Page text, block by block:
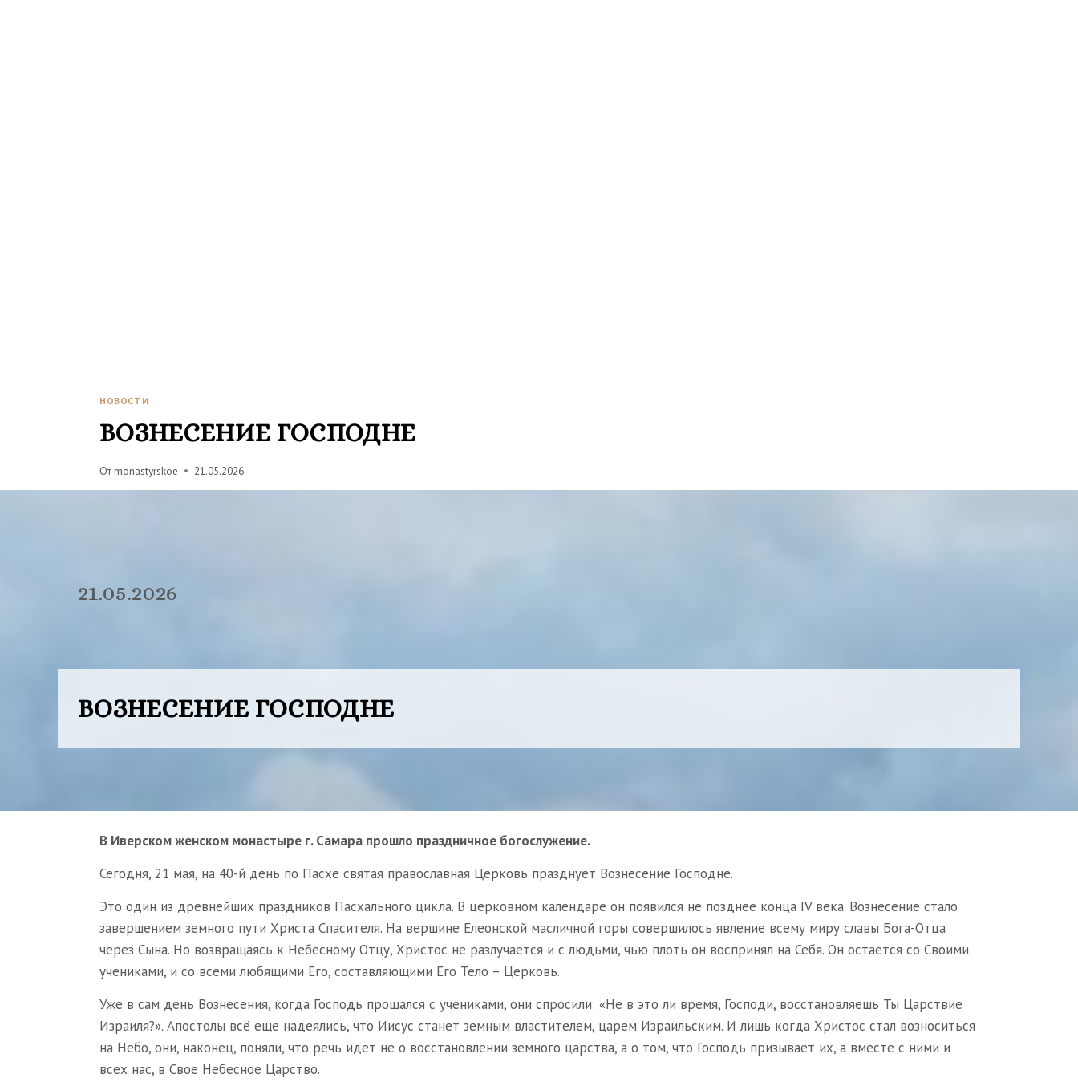
НОВОСТИ
ВОЗНЕСЕНИЕ ГОСПОДНЕ
Отmonastyrskoe 21.05.2026
21.05.2026
ВОЗНЕСЕНИЕ ГОСПОДНЕ
В Иверском женском монастыре г. Самара прошло праздничное богослужение.
Сегодня, 21 мая, на 40-й день по Пасхе святая православная Церковь празднует Вознесение Господне.
Это один из древнейших праздников Пасхального цикла. В церковном календаре он появился не позднее конца IV века. Вознесение стало
завершением земного пути Христа Спасителя. На вершине Елеонской масличной горы совершилось явление всему миру славы Бога-Отца
через Сына. Но возвращаясь к Небесному Отцу, Христос не разлучается и с людьми, чью плоть он воспринял на Себя. Он остается со Своими
учениками, и со всеми любящими Его, составляющими Его Тело – Церковь.
Уже в сам день Вознесения, когда Господь прощался с учениками, они спросили: «Не в это ли время, Господи, восстановляешь Ты Царствие
Израиля?». Апостолы всё еще надеялись, что Иисус станет земным властителем, царем Израильским. И лишь когда Христос стал возноситься
на Небо, они, наконец, поняли, что речь идет не о восстановлении земного царства, а о том, что Господь призывает их, а вместе с ними и
всех нас, в Свое Небесное Царство.